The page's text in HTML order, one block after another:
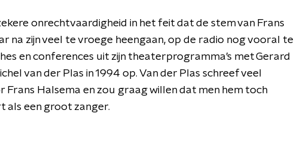
onrechtvaardigheid in het feit dat de stem van Frans
na zijn veel te vroege heengaan, op de radio nog vooral te
en conferences uit zijn theaterprogramma’s met Gerard
van der Plas in 1994 op. Van der Plas schreef veel
Frans Halsema en zou graag willen dat men hem toch
als een groot zanger.